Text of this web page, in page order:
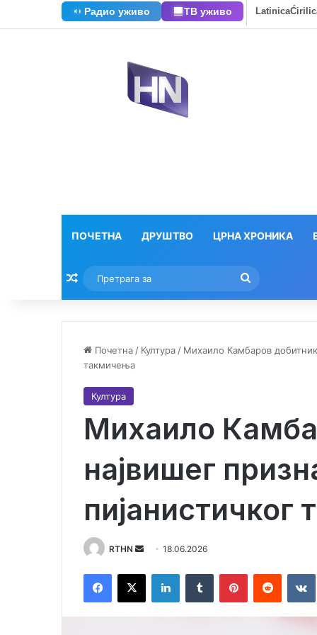
Радио уживо ТВ уживо Latinica
ПОЧЕТНА ДРУШТВО ЦРНА ХРОНИКА
Насумични текстови
за
Почетна / Култура / Михаило Камбаров
такмичења
Култура
Михаило
највишег
RTHN
d
18.06.2026